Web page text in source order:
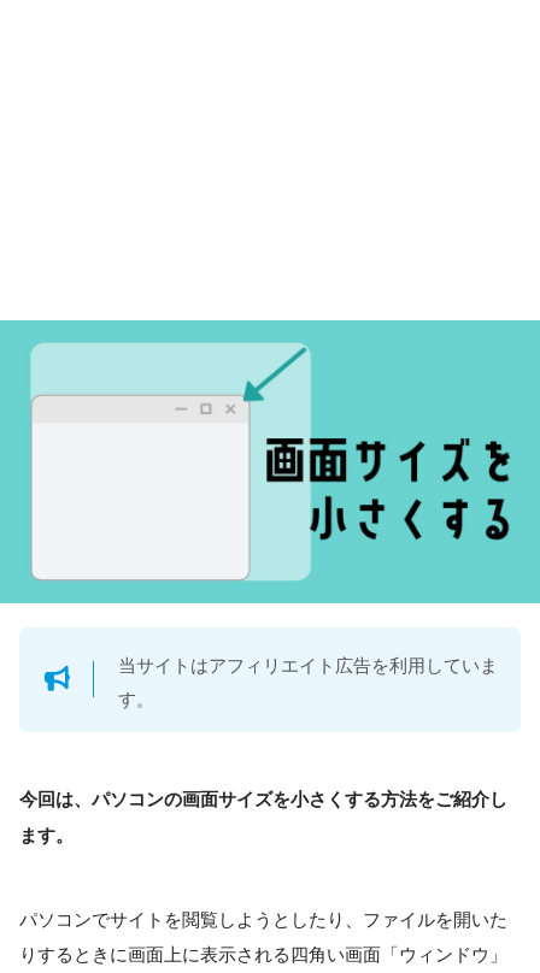
当サイトはアフィリエイト広告を利用していま
す。
今回は、パソコンの画面サイズを小さくする方法をご紹介し
ます。
パソコンでサイトを閲覧しようとしたり、ファイルを開いた
りするときに画面上に表示される四角い画面「ウィンドウ」